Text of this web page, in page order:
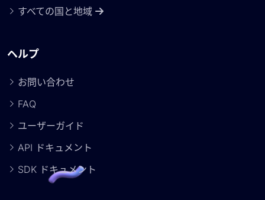
すべての国と地域
ヘルプ
お問い合わせ
FAQ
ユーザーガイド
API ドキュメント
SDK ドキュメント